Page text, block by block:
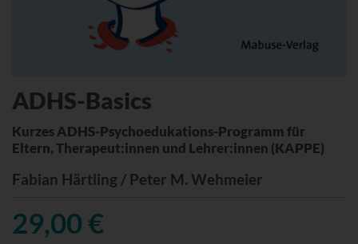
ADHS-Basics
Kurzes ADHS-Psychoedukations-Programm für
Eltern, Therapeut:innen und Lehrer:innen (KAPPE)
Fabian Härtling / Peter M. Wehmeier
29,00 €